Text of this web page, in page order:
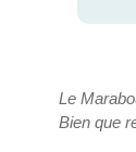
Le
Bien que